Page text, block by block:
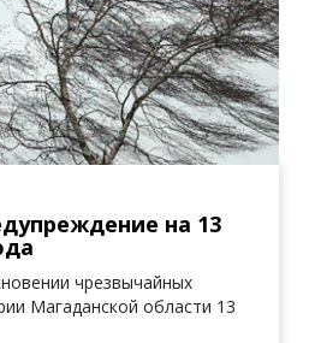
на 13
чрезвычайных
Магаданской области 13